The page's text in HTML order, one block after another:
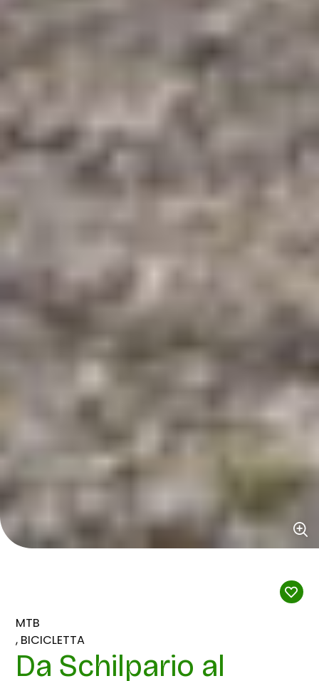
MTB
BICICLETTA
Da Schilpario al